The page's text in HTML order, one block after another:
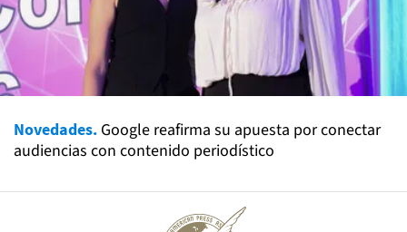
Novedades. Google reafirma su apuesta por conectar
audiencias con contenido periodístico